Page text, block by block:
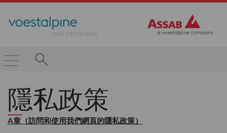
隱私政策
A章 （訪問和使用我們網頁的隱私政策）